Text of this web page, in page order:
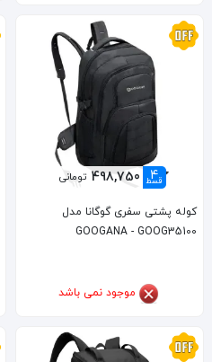
4
قسط 498,750 تومانی
کوله پشتی سفری گوگانا مدل
GOOGANA - GOOG35100
موجود نمی باشد